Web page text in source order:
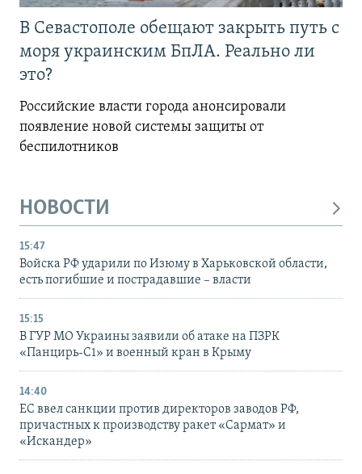
В Севастополе обещают закрыть путь с
моря украинским БпЛА. Реально ли
это?
Российские власти города анонсировали
появление новой системы защиты от
беспилотников
НОВОСТИ
15:47
Войска РФ ударили по Изюму в Харьковской области,
есть погибшие и пострадавшие – власти
15:15
В ГУР МО Украины заявили об атаке на ПЗРК
«Панцирь-С1» и военный кран в Крыму
14:40
ЕС ввел санкции против директоров заводов РФ,
причастных к производству ракет «Сармат» и
«Искандер»